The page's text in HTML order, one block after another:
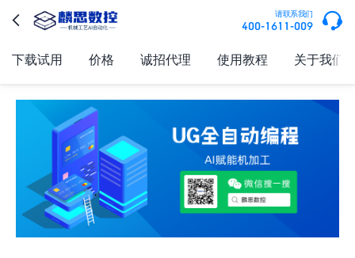
 请联系我们
400-1611-009 
下载试用 价格 诚招代理 使用教程 关于我们